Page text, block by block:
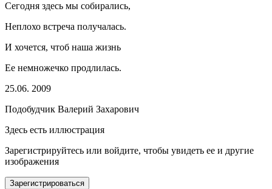
Сегодня здесь мы собирались,
Неплохо встреча получалась.
И хочется, чтоб наша жизнь
Ее немножечко продлилась.
25.06. 2009
Подобудчик Валерий Захарович
Здесь есть иллюстрация
Зарегистрируйтесь или войдите, чтобы увидеть ее и другие
изображения
Зарегистрироваться